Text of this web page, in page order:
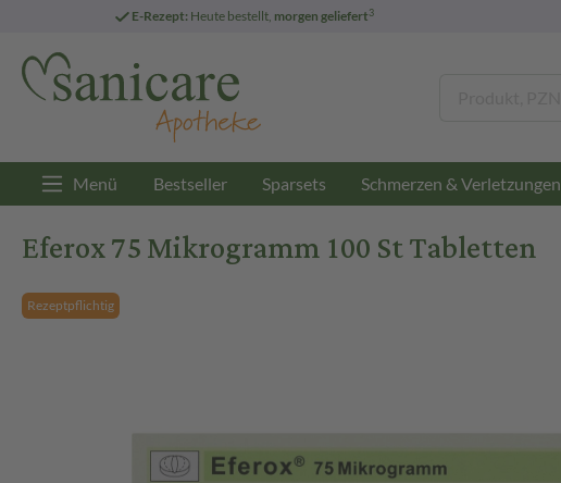
E-Rezept: Heute bestellt, morgen geliefert3
Menü Bestseller Sparsets Schmerzen & Verletzungen
Eferox 75 Mikrogramm 100 St Tabletten
Rezeptpflichtig